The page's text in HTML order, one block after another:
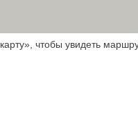
чтобы увидеть